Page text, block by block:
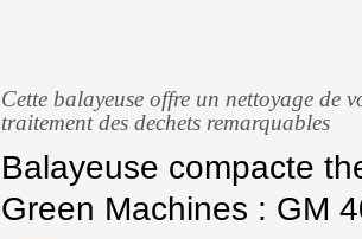
Cette balayeuse offre un nettoyage de
traitement des dechets remarquables
Balayeuse compacte
Green Machines : GM